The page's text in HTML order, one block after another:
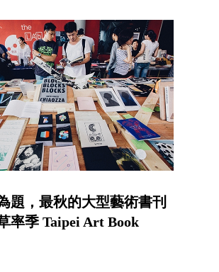
題，最秋的大型藝術書刊
率季 Taipei Art Book